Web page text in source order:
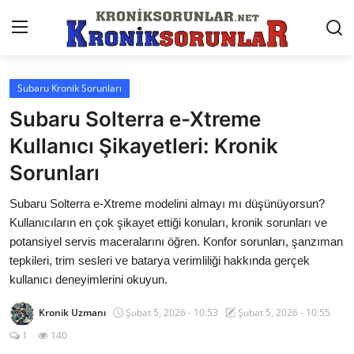
Anasayfa
Markalar
İletişim
Trafik & Cezalar
Sigorta & Kasko
Vergi & ÖTV & MTV
Muayene & Ruhsat
Sorgulamalar
Subaru Kronik Sorunları
Subaru Solterra e-Xtreme
Kullanıcı Şikayetleri: Kronik
Sorunları
Subaru Solterra e-Xtreme modelini almayı mı düşünüyorsun?
Kullanıcıların en çok şikayet ettiği konuları, kronik sorunları ve
potansiyel servis maceralarını öğren. Konfor sorunları, şanzıman
tepkileri, trim sesleri ve batarya verimliliği hakkında gerçek
kullanıcı deneyimlerini okuyun.
Kronik Uzmanı Şubat 5, 2026 - 10:53
Şubat 5, 2026 - 10:55
1
140